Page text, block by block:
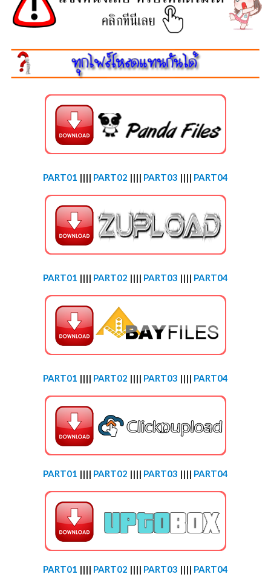
PART01 |||| PART02 |||| PART03 |||| PART04
PART01 |||| PART02 |||| PART03 |||| PART04
PART01 |||| PART02 |||| PART03 |||| PART04
PART01 |||| PART02 |||| PART03 |||| PART04
PART01 |||| PART02 |||| PART03 |||| PART04